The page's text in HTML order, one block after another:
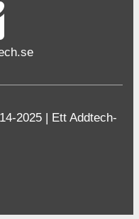
2025 | Ett Addtech-